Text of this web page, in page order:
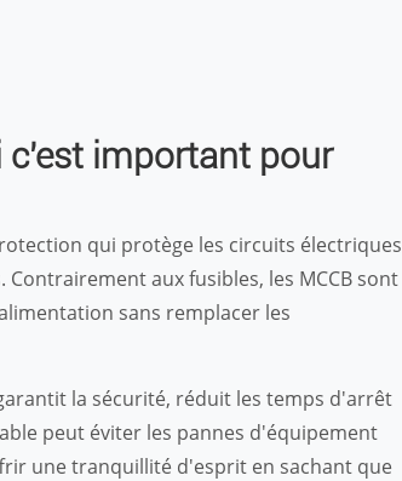
c'est important pour
qui protège les circuits électriques
aux fusibles, les MCCB sont
sans remplacer les
la sécurité, réduit les temps d'arrêt
peut éviter les pannes d'équipement
une tranquillité d'esprit en sachant que